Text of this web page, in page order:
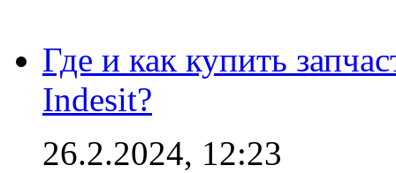
Где и как купить
Indesit?
26.2.2024, 12:23